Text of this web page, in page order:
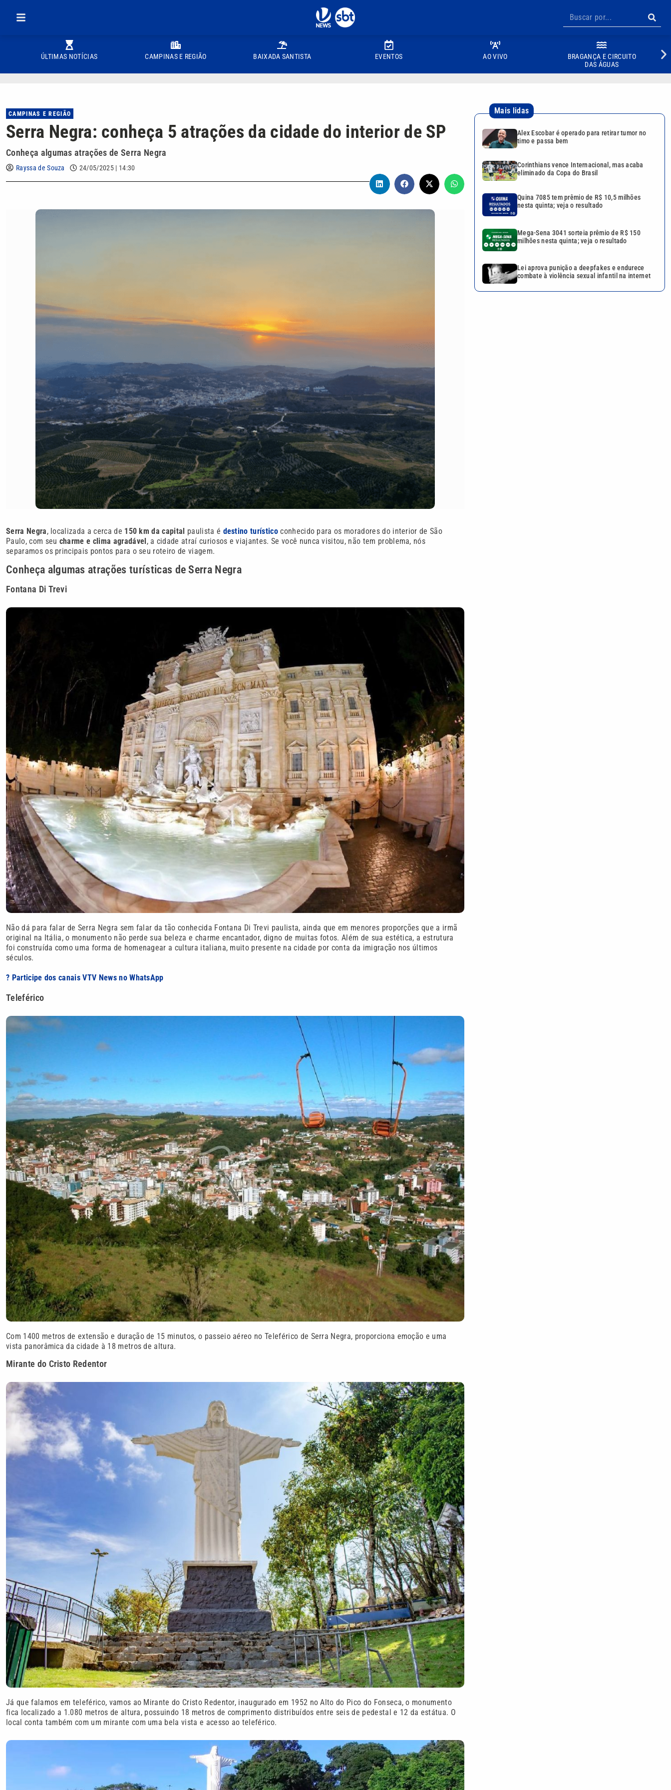
ÚLTIMAS NOTÍCIAS CAMPINAS E REGIÃO BAIXADA SANTISTA EVENTOS AO VIVO
BRAGANÇA E CIRCUITO
DAS ÁGUAS
CAMPINAS E REGIÃO
Serra Negra: conheça 5 atrações da cidade do interior de SP
Conheça algumas atrações de Serra Negra
Rayssa de Souza 24/05/2025 | 14:30
Serra Negra, localizada a cerca de 150 km da capital paulista é destino turístico conhecido para os moradores do interior de São
Paulo, com seu charme e clima agradável, a cidade atraí curiosos e viajantes. Se você nunca visitou, não tem problema, nós
separamos os principais pontos para o seu roteiro de viagem.
Conheça algumas atrações turísticas de Serra Negra
Fontana Di Trevi
Não dá para falar de Serra Negra sem falar da tão conhecida Fontana Di Trevi paulista, ainda que em menores proporções que a irmã
original na Itália, o monumento não perde sua beleza e charme encantador, digno de muitas fotos. Além de sua estética, a estrutura
foi construída como uma forma de homenagear a cultura italiana, muito presente na cidade por conta da imigração nos últimos
séculos.
? Participe dos canais VTV News no WhatsApp
Teleférico
Com 1400 metros de extensão e duração de 15 minutos, o passeio aéreo no Teleférico de Serra Negra, proporciona emoção e uma
vista panorâmica da cidade à 18 metros de altura.
Mirante do Cristo Redentor
Já que falamos em teleférico, vamos ao Mirante do Cristo Redentor, inaugurado em 1952 no Alto do Pico do Fonseca, o monumento
fica localizado a 1.080 metros de altura, possuindo 18 metros de comprimento distribuídos entre seis de pedestal e 12 da estátua. O
local conta também com um mirante com uma bela vista e acesso ao teleférico.
Mais lidas
Alex Escobar é operado para retirar tumor no
timo e passa bem
Corinthians vence Internacional, mas acaba
eliminado da Copa do Brasil
Quina 7085 tem prêmio de R$ 10,5 milhões
nesta quinta; veja o resultado
Mega-Sena 3041 sorteia prêmio de R$ 150
milhões nesta quinta; veja o resultado
Lei aprova punição a deepfakes e endurece
combate à violência sexual infantil na internet